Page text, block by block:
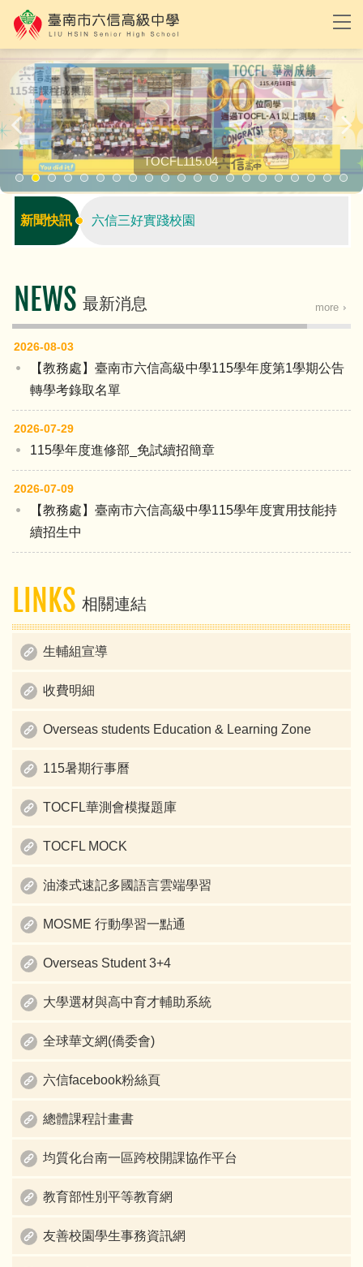
TOCFL115.04
115年度成果展
新聞快訊 六信三好實踐校園
自主學習發表會
寵物經營科持續招生中
NEWS 最新消息 more
2026-08-03
【教務處】臺南市六信高級中學115學年度第1學期公告
轉學考錄取名單
2026-07-29
115學年度進修部_免試續招簡章
2026-07-09
【教務處】臺南市六信高級中學115學年度實用技能持
續招生中
LINKS 相關連結
生輔組宣導
收費明細
Overseas students Education & Learning Zone
115暑期行事曆
TOCFL華測會模擬題庫
TOCFL MOCK
油漆式速記多國語言雲端學習
MOSME 行動學習一點通
Overseas Student 3+4
大學選材與高中育才輔助系統
全球華文網(僑委會)
六信facebook粉絲頁
總體課程計畫書
均質化台南一區跨校開課協作平台
教育部性別平等教育網
友善校園學生事務資訊網